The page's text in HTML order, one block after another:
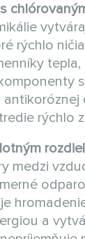
rýchlo
antikoróznej
rýchlo
medzi
a